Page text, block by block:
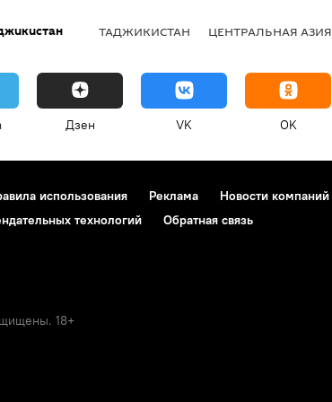
ТАДЖИКИСТАН ЦЕНТРАЛЬНАЯ АЗИЯ
Дзен VK OK
использования Реклама Новости компаний
технологий
Обратная связь
18+